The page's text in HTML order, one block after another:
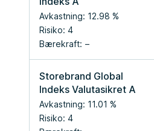
Avkastning: 12.98 %
Risiko: 4
Bærekraft:
Storebrand Global
Indeks Valutasikret A
Avkastning: 11.01 %
Risiko: 4